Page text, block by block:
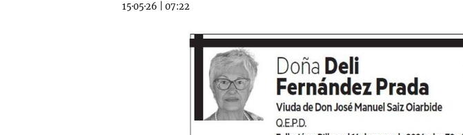
15·05·26 07:22